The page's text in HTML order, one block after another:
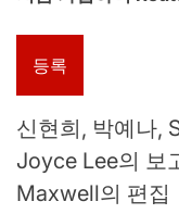
등록
신현희, 박예나,
Joyce Lee의 보
Maxwell의 편집